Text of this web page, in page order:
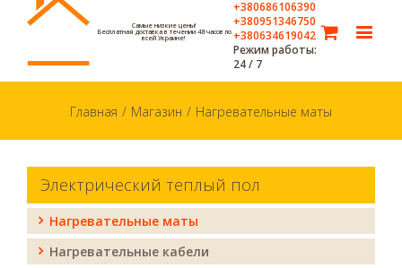
+380686106390
+380951346750
+380634619042
Режим работы:
24 / 7
Самые низкие цены!
Бесплатная доставка в течении 48 часов по
всей Украине!
Главная / Магазин / Нагревательные маты
Электрический теплый пол
Нагревательные маты
Нагревательные кабели